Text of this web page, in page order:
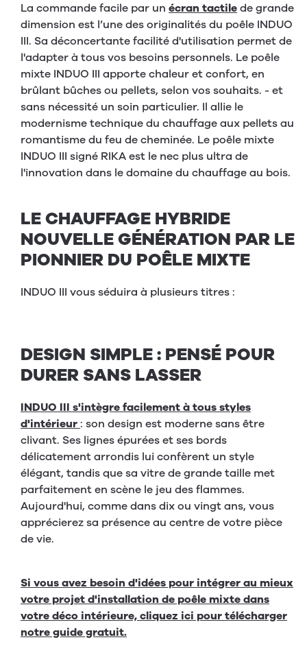
La commande facile par un écran tactilede grande
dimension est l’une des originalités du poêle INDUO
III. Sa déconcertante facilité d'utilisation permet de
l'adapter à tous vos besoins personnels. Le poêle
mixte INDUO III apporte chaleur et confort, en
brûlant bûches ou pellets, selon vos souhaits. - et
sans nécessité un soin particulier. Il allie le
modernisme technique du chauffage aux pellets au
romantisme du feu de cheminée. Le poêle mixte
INDUO III signé RIKA est le nec plus ultra de
l'innovation dans le domaine du chauffage au bois.
LE CHAUFFAGE HYBRIDE
NOUVELLE GÉNÉRATION PAR LE
PIONNIER DU POÊLE MIXTE
INDUO III vous séduira à plusieurs titres :
DESIGN SIMPLE : PENSÉ POUR
DURER SANS LASSER
INDUO III s'intègre facilement à tous styles
d'intérieur : son design est moderne sans être
clivant. Ses lignes épurées et ses bords
délicatement arrondis lui confèrent un style
élégant, tandis que sa vitre de grande taille met
parfaitement en scène le jeu des flammes.
Aujourd'hui, comme dans dix ou vingt ans, vous
apprécierez sa présence au centre de votre pièce
de vie.
Si vous avez besoin d'idées pour intégrer au mieux
votre projet d'installation de poêle mixte dans
votre déco intérieure, cliquez ici pour télécharger
notre guide gratuit.